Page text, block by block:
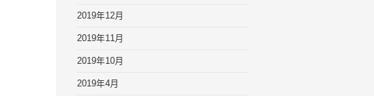
2019年12月
2019年11月
2019年10月
2019年4月